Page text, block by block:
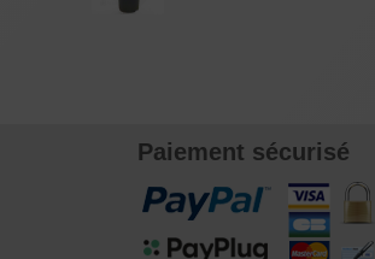
Paiement sécurisé